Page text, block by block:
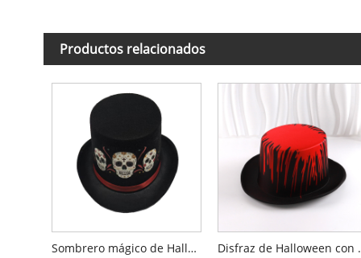
Productos relacionados
Sombrero mágico de Halloween Disfraz de